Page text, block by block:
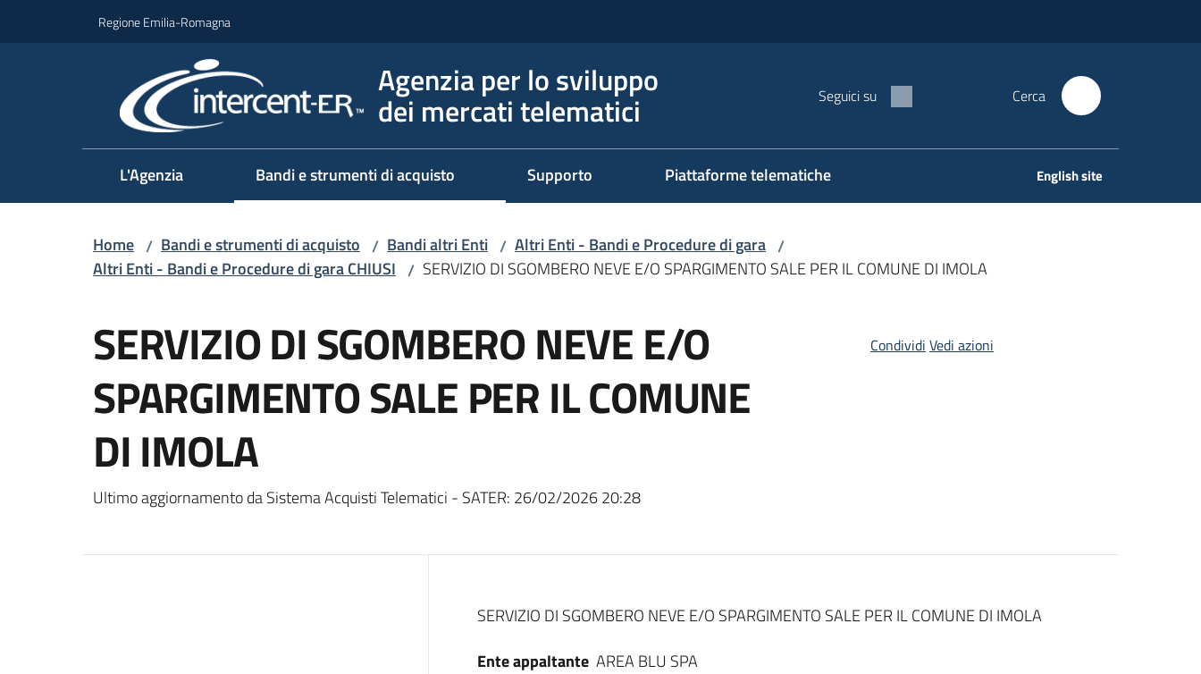
Regione Emilia-Romagna
Agenzia per lo sviluppo
dei mercati telematici Seguici su Cerca
L'Agenzia Bandi e strumenti di acquisto Supporto Piattaforme telematiche English site
Home / Bandi e strumenti di acquisto / Bandi altri Enti / Altri Enti - Bandi e Procedure di gara /
Altri Enti - Bandi e Procedure di gara CHIUSI / SERVIZIO DI SGOMBERO NEVE E/O SPARGIMENTO SALE PER IL COMUNE DI IMOLA
SERVIZIO DI SGOMBERO NEVE E/O
SPARGIMENTO SALE PER IL COMUNE
DI IMOLA
Ultimo aggiornamento da Sistema Acquisti Telematici - SATER: 26/02/2026 20:28
Condividi Vedi azioni
Dati del bando
SERVIZIO DI SGOMBERO NEVE E/O SPARGIMENTO SALE PER IL COMUNE DI IMOLA
Ente appaltante AREA BLU SPA